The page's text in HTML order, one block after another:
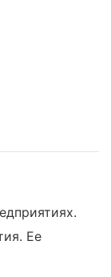
Ее